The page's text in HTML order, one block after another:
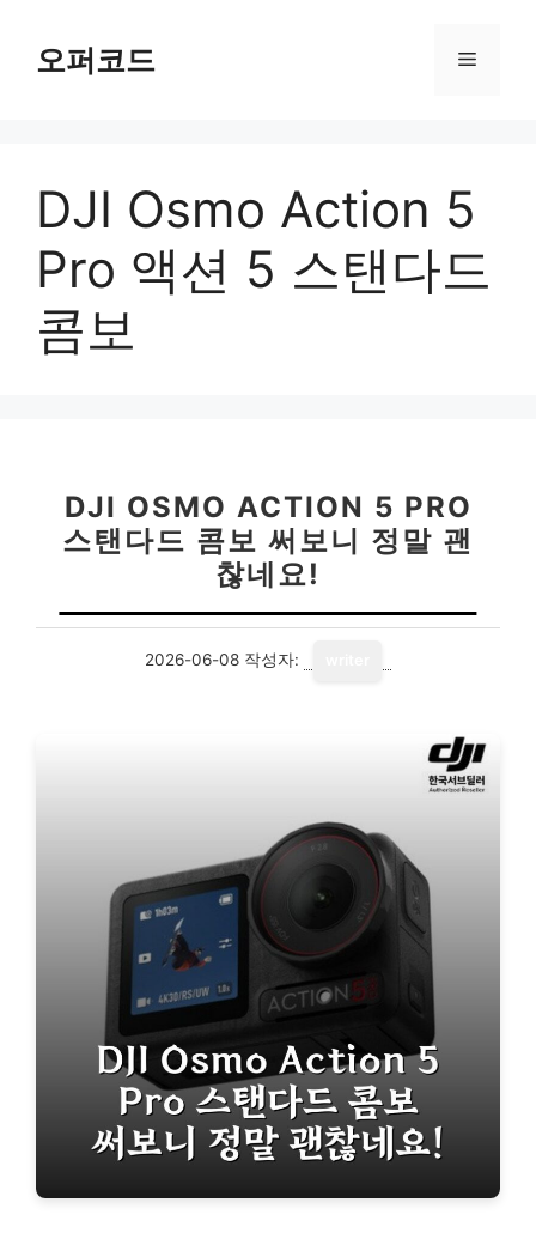
오퍼코드 메
DJI Osmo Action 5
Pro 액션 5 스탠다드
콤보
DJI OSMO ACTION 5 PRO
스탠다드 콤보 써보니 정말 괜
찮네요!
2026-06-08 작성자: